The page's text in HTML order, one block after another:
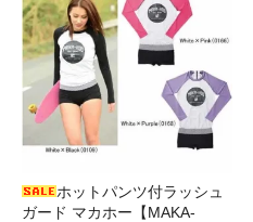
ホットパンツ付ラッシュ
ガード マカホー【MAKA-